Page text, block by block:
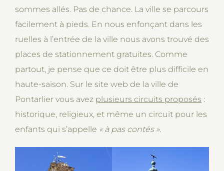
sommes allés. Pas de chance. La ville se parcours
facilement à pieds. En nous enfonçant dans les
ruelles à l’entrée de la ville nous avons trouvé des
places de stationnement gratuites. Comme
partout, je pense que ce doit être plus difficile en
haute-saison. Sur le site web de la ville de
Pontarlier vous avez plusieurs circuits proposés :
historique, religieux, et même un circuit pour les
enfants qui s’appelle « à pas contés ».